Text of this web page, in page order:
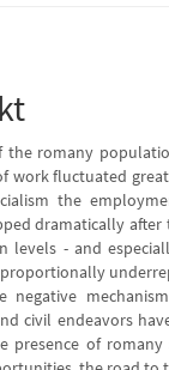
the romany
work fluctuated
the
dramatically after
levels - and
negative
civil endeavors
presence of